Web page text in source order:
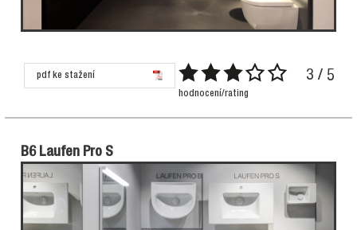
pdf ke stažení 3 / 5
hodnocení/rating
B6 Laufen Pro S